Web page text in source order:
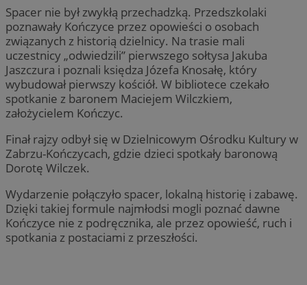
Spacer nie był zwykłą przechadzką. Przedszkolaki
poznawały Kończyce przez opowieści o osobach
związanych z historią dzielnicy. Na trasie mali
uczestnicy „odwiedzili” pierwszego sołtysa Jakuba
Jaszczura i poznali księdza Józefa Knosałę, który
wybudował pierwszy kościół. W bibliotece czekało
spotkanie z baronem Maciejem Wilczkiem,
założycielem Kończyc.
Finał rajzy odbył się w Dzielnicowym Ośrodku Kultury w
Zabrzu-Kończycach, gdzie dzieci spotkały baronową
Dorotę Wilczek.
Wydarzenie połączyło spacer, lokalną historię i zabawę.
Dzięki takiej formule najmłodsi mogli poznać dawne
Kończyce nie z podręcznika, ale przez opowieść, ruch i
spotkania z postaciami z przeszłości.